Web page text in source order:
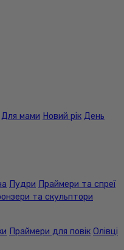
Для мами Новий рік День
Пудри Праймери та спреї
та скульптори
Праймери для повік Олівці